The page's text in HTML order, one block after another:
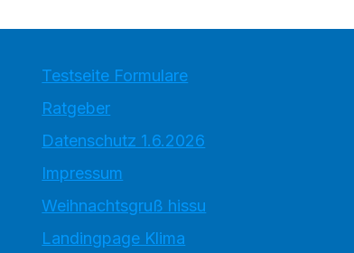
Testseite Formulare
Ratgeber
Datenschutz 1.6.2026
Impressum
Weihnachtsgruß hissu
Landingpage Klima